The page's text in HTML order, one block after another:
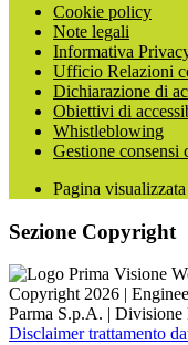
Cookie policy
Note legali
Informativa
Ufficio Relazioni
Dichiarazione di
Obiettivi di
Whistleblowing
Gestione consensi
Pagina visualizzata
Sezione Copyright
Copyright 2026 |
Parma S.p.A. |
Disclaimer trattamento